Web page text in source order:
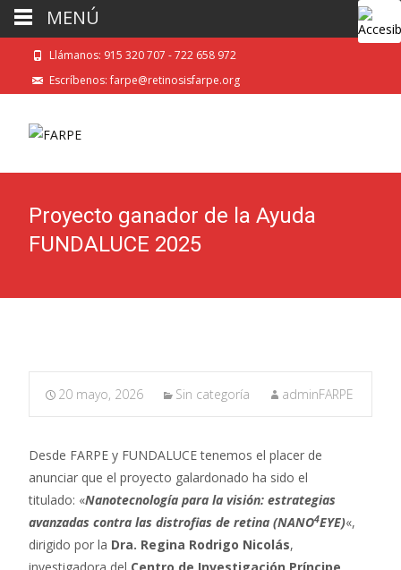
Llámanos: 915 320 707 - 722 658 972
Escríbenos: farpe@retinosisfarpe.org
Proyecto ganador de la Ayuda
FUNDALUCE 2025
20 mayo, 2026 Sin categoría adminFARPE
Desde FARPE y FUNDALUCE tenemos el placer de
anunciar que el proyecto galardonado ha sido el
titulado: «Nanotecnología para la visión: estrategias
avanzadas contra las distrofias de retina (NANO4EYE)«,
dirigido por la Dra. Regina Rodrigo Nicolás,
MENÚ